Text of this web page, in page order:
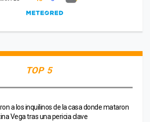
TOP 5
a los inquilinos de la casa donde mataron
Vega tras una pericia clave